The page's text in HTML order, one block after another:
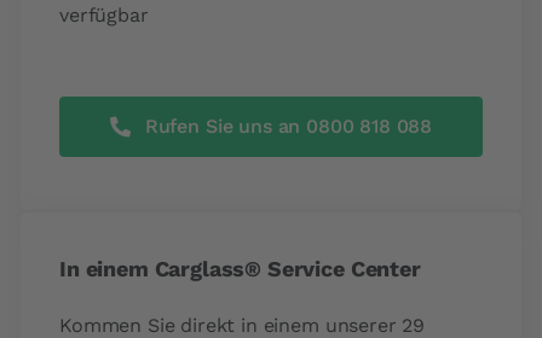
verfügbar
Rufen Sie uns an 0800 818 088
In einem Carglass® Service Center
Kommen Sie direkt in einem unserer 29